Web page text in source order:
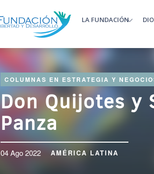
LA FUNDACIÓN
COLUMNAS EN ESTRATEGIA Y
Don Quijotes y
Panza
04 Ago 2022 AMÉRICA LATINA